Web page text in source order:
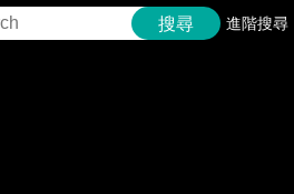
搜尋 進階搜尋